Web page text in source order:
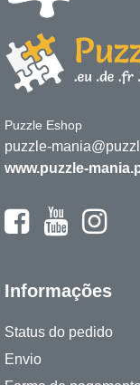
Puzzle Eshop
puzzle-
www.puzzle-
Informações
Status do pedido
Envio